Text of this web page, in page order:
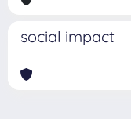
social impact